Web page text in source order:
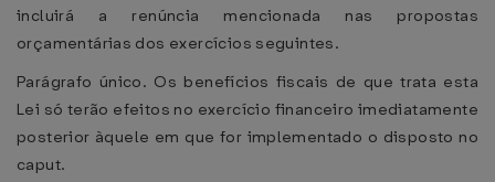
incluirá a renúncia mencionada nas propostas
orçamentárias dos exercícios seguintes.
Parágrafo único. Os benefícios fiscais de que trata esta
Lei só terão efeitos no exercício financeiro imediatamente
posterior àquele em que for implementado o disposto no
caput.